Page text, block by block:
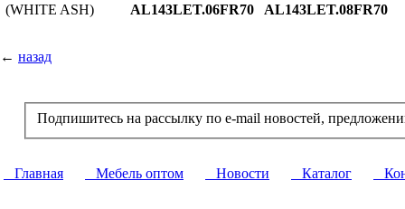
(WHITE ASH)
AL143LET.06FR70 AL143LET.08FR70
← назад
Подпишитесь на рассылку по e-mail новостей,
Главная Мебель оптом Новости Каталог